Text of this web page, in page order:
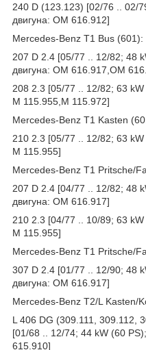
240 D (123.123) [02/76 .. 02/
двигуна: OM 616.912]
Mercedes-Benz T1 Bus (601):
207 D 2.4 [05/77 .. 12/82; 48
двигуна: OM 616.917,OM
208 2.3 [05/77 .. 12/82; 63
M 115.955,M 115.972]
Mercedes-Benz T1 Kasten
210 2.3 [05/77 .. 12/82; 63
M 115.955]
Mercedes-Benz T1 Pritsche/
207 D 2.4 [04/77 .. 12/82; 48
двигуна: OM 616.917]
210 2.3 [04/77 .. 10/89; 63
M 115.955]
Mercedes-Benz T1 Pritsche/
307 D 2.4 [01/77 .. 12/90; 48
двигуна: OM 616.917]
Mercedes-Benz T2/L Kasten/
L 406 DG (309.111, 309.112,
[01/68 .. 12/74; 44 kW (60
615.910]